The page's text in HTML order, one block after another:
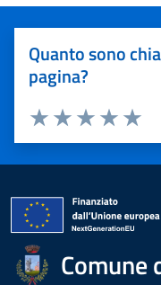
Quanto sono
pagina?
Valuta 4
Valuta 3
Valuta 2 stelle su
Valuta 1 stelle su 5